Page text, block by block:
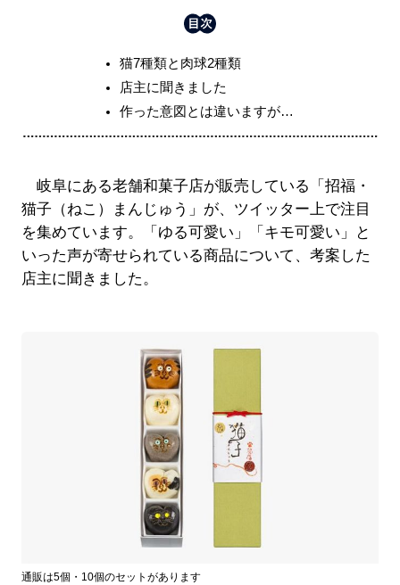
猫7種類と肉球2種類
店主に聞きました
作った意図とは違いますが…
岐阜にある老舗和菓子店が販売している「招福・
猫子（ねこ）まんじゅう」が、ツイッター上で注目
を集めています。「ゆる可愛い」「キモ可愛い」と
いった声が寄せられている商品について、考案した
店主に聞きました。
通販は5個・10個のセットがあります